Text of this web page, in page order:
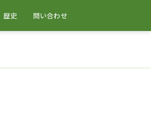
歴史 問い合わせ